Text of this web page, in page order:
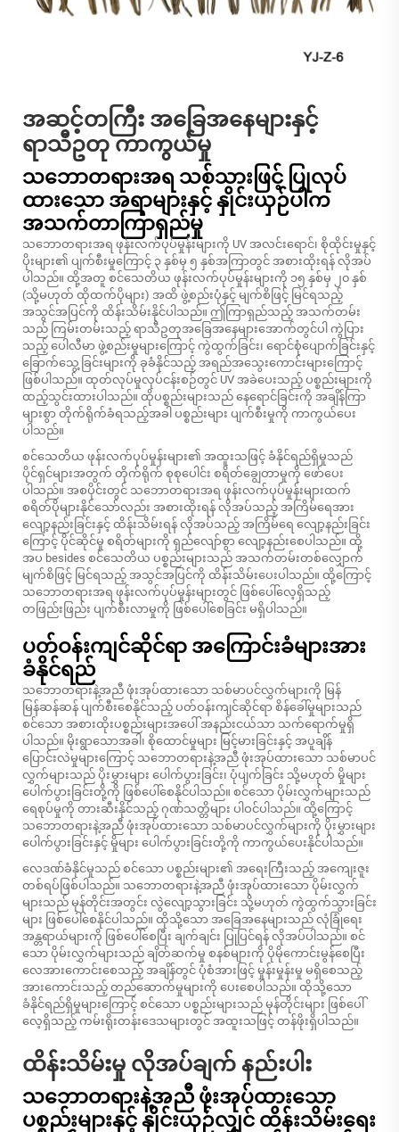
အဆင့်တကြီး အခြေအနေများနှင့်
ရာသီဥတု ကာကွယ်မှု
သဘောတရားအရ သစ်သားဖြင့် ပြုလုပ်
ထားသော အရာများနှင့် နှိုင်းယှဉ်ပါက
အသက်တာကြာရှည်မှု
သဘောတရားအရ ဖုန်းလက်ပုပ်မှုန်းများကို UV အလင်းရောင်၊ စိုထိုင်းမှုနှင့်
ပိုးများ၏ ပျက်စီးမှုကြောင့် ၃ နှစ်မှ ၅ နှစ်အကြာတွင် အစားထိုးရန် လိုအပ်
ပါသည်။ ထို့အတူ စင်သေတိယ ဖုန်းလက်ပုပ်မှုန်းများကို ၁၅ နှစ်မှ ၂၀ နှစ်
(သို့မဟုတ် ထိုထက်ပိုများ) အထိ ဖွဲ့စည်းပုံနှင့် မျက်စိဖြင့် မြင်ရသည့်
အသွင်အပြင်ကို ထိန်းသိမ်းနိုင်ပါသည်။ ဤကြာရှည်သည့် အသက်တမ်း
သည် ကြမ်းတမ်းသည့် ရာသီဥတုအခြေအနေများအောက်တွင်ပါ ကွဲပြား
သည့် ပေါလီမာ ဖွဲ့စည်းမှုများကြောင့် ကွဲထွက်ခြင်း၊ ရောင်စုံပျောက်ခြင်းနှင့်
ခြောက်သွေ့ခြင်းများကို ခုခံနိုင်သည့် အရည်အသွေးကောင်းများကြောင့်
ဖြစ်ပါသည်။ ထုတ်လုပ်မှုလုပ်ငန်းစဉ်တွင် UV အခဲပေးသည့် ပစ္စည်းများကို
ထည့်သွင်းထားပါသည်။ ထိုပစ္စည်းများသည် နေရောင်ခြင်းကို အချိန်ကြာ
များစွာ တိုက်ရိုက်ခံရသည့်အခါ ပစ္စည်းများ ပျက်စီးမှုကို ကာကွယ်ပေး
ပါသည်။
စင်သေတိယ ဖုန်းလက်ပုပ်မှုန်းများ၏ အထူးသဖြင့် ခံနိုင်ရည်ရှိမှုသည်
ပိုင်ရှင်များအတွက် တိုက်ရိုက် စုစုပေါင်း စရိတ်ချွေတာမှုကို ဖော်ပေး
ပါသည်။ အစပိုင်းတွင် သဘောတရားအရ ဖုန်းလက်ပုပ်မှုန်းများထက်
စရိတ်ပိုများနိုင်သော်လည်း အစားထိုးရန် လိုအပ်သည့် အကြိမ်ရေအား
လျော့နည်းခြင်းနှင့် ထိန်းသိမ်းရန် လိုအပ်သည့် အကြိမ်ရေ လျော့နည်းခြင်း
ကြောင့် ပိုင်ဆိုင်မှု စရိတ်များကို ရှည်လျော်စွာ လျော့နည်းစေပါသည်။ ထို့
အပ besides စင်သေတိယ ပစ္စည်းများသည် အသက်တမ်းတစ်လျှောက်
မျက်စိဖြင့် မြင်ရသည့် အသွင်အပြင်ကို ထိန်းသိမ်းပေးပါသည်။ ထို့ကြောင့်
သဘောတရားအရ ဖုန်းလက်ပုပ်မှုန်းများတွင် ဖြစ်ပေါ်လေ့ရှိသည့်
တဖြည်းဖြည်း ပျက်စီးလာမှုကို ဖြစ်ပေါ်စေခြင်း မရှိပါသည်။
ပတ်ဝန်းကျင်ဆိုင်ရာ အကြောင်းခံများအား
ခံနိုင်ရည်
သဘောတရားနဲ့အညီ ဖုံးအုပ်ထားသော သစ်မာပင်လွှက်များကို မြန်
မြန်ဆန်ဆန် ပျက်စီးစေနိုင်သည့် ပတ်ဝန်းကျင်ဆိုင်ရာ စိန်ခေါ်မှုများသည်
စင်သော အစားထိုးပစ္စည်းများအပေါ် အနည်းငယ်သာ သက်ရောက်မှုရှိ
ပါသည်။ မိုးရွာသောအခါ၊ စိုထောင်မှုများ မြင့်မားခြင်းနှင့် အပူချိန်
ပြောင်းလဲမှုများကြောင့် သဘောတရားနဲ့အညီ ဖုံးအုပ်ထားသော သစ်မာပင်
လွှက်များသည် ပိုးမွှားများ ပေါက်ပွားခြင်း၊ ပုံပျက်ခြင်း သို့မဟုတ် မှိုများ
ပေါက်ပွားခြင်းတို့ကို ဖြစ်ပေါ်စေနိုင်ပါသည်။ စင်သော ပိုမ်းလွှက်များသည်
ရေစုပ်မှုကို တားဆီးနိုင်သည့် ဂုဏ်သတ္တိများ ပါဝင်ပါသည်။ ထို့ကြောင့်
သဘောတရားနဲ့အညီ ဖုံးအုပ်ထားသော သစ်မာပင်လွှက်များကို ပိုးမွှားများ
ပေါက်ပွားခြင်းနှင့် မှိုများ ပေါက်ပွားခြင်းတို့ကို ကာကွယ်ပေးနိုင်ပါသည်။
လေဒဏ်ခံနိုင်မှုသည် စင်သော ပစ္စည်းများ၏ အရေးကြီးသည့် အကျေးဇူး
တစ်ရပ်ဖြစ်ပါသည်။ သဘောတရားနဲ့အညီ ဖုံးအုပ်ထားသော ပိုမ်းလွှက်
များသည် မုန်တိုင်းအတွင်း လွဲလျော့သွားခြင်း သို့မဟုတ် ကွဲထွက်သွားခြင်း
များ ဖြစ်ပေါ်စေနိုင်ပါသည်။ ထိုသို့သော အခြေအနေများသည် လုံခြုံရေး
အန္တရာယ်များကို ဖြစ်ပေါ်စေပြီး ချက်ချင်း ပြုပြင်ရန် လိုအပ်ပါသည်။ စင်
သော ပိုမ်းလွှက်များသည် ချိတ်ဆက်မှု စနစ်များကို ပိုမိုကောင်းမွန်စေပြီး
လေအားကောင်းစေသည့် အချိန်တွင် ပုံစံအားဖြင့် မှုန်းမှုန်းမှု မရှိစေသည့်
အားကောင်းသည့် တည်ဆောက်မှုများကို ပေးစေပါသည်။ ထိုသို့သော
ခံနိုင်ရည်ရှိမှုများကြောင့် စင်သော ပစ္စည်းများသည် မုန်တိုင်းများ ဖြစ်ပေါ်
လေ့ရှိသည့် ကမ်းရိုးတန်းဒေသများတွင် အထူးသဖြင့် တန်ဖိုးရှိပါသည်။
ထိန်းသိမ်းမှု လိုအပ်ချက် နည်းပါး
သဘောတရားနဲ့အညီ ဖုံးအုပ်ထားသော
ပစ္စည်းများနှင့် နှိုင်းယှဉ်လျှင် ထိန်းသိမ်းရေး